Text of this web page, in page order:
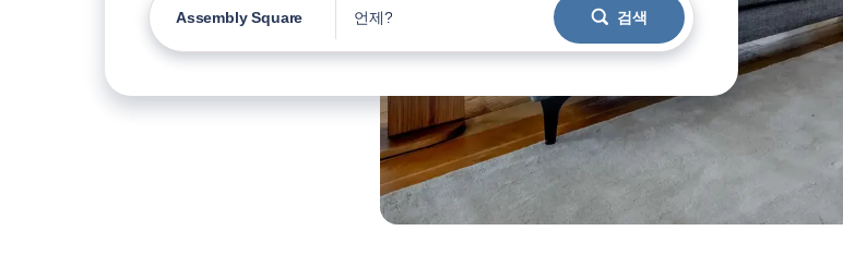
Assembly Square 언제? 검색